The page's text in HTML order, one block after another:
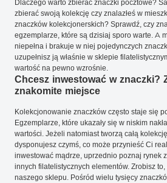
Dlaczego warto zbierać znaczki pocztowe?
zbierać swoją kolekcję czy znalazłeś w
znaczków kolekcjonerskich? Sprawdź, czy
egzemplarze, które są dzisiaj sporo warte. A
niepełna i brakuje w niej pojedynczych
uzupełnisz ją właśnie w sklepie
wartość na pewno wzrośnie.
Chcesz inwestować w znaczki?
znakomite miejsce
Kolekcjonowanie znaczków często staje się
Egzemplarze, które ukazały się w niskim
wartości. Jeżeli natomiast tworzą całą
dysponujesz czymś, co może przynieść Ci
inwestować mądrze, uprzednio poznaj rynek
innych filatelistycznych elementów. Zrobisz
naszego sklepu. Pośród wielu tysięcy